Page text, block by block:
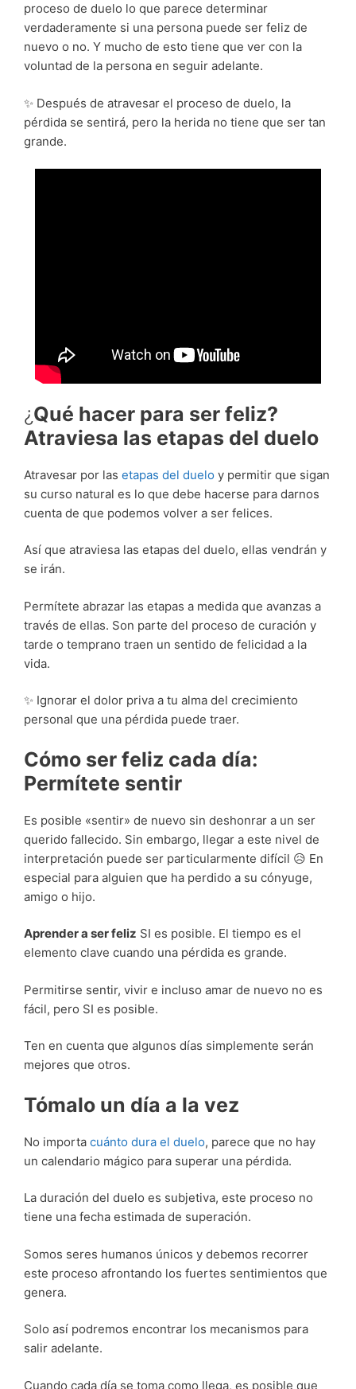
proceso de duelo lo que parece determinar
verdaderamente si una persona puede ser feliz de
nuevo o no. Y mucho de esto tiene que ver con la
voluntad de la persona en seguir adelante.
✨ Después de atravesar el proceso de duelo, la
pérdida se sentirá, pero la herida no tiene que ser tan
grande.
¿Qué hacer para ser feliz?
Atraviesa las etapas del duelo
Atravesar por las etapas del duelo y permitir que sigan
su curso natural es lo que debe hacerse para darnos
cuenta de que podemos volver a ser felices.
Así que atraviesa las etapas del duelo, ellas vendrán y
se irán.
Permítete abrazar las etapas a medida que avanzas a
través de ellas. Son parte del proceso de curación y
tarde o temprano traen un sentido de felicidad a la
vida.
✨ Ignorar el dolor priva a tu alma del crecimiento
personal que una pérdida puede traer.
Cómo ser feliz cada día:
Permítete sentir
Es posible «sentir» de nuevo sin deshonrar a un ser
querido fallecido. Sin embargo, llegar a este nivel de
interpretación puede ser particularmente difícil 😥 En
especial para alguien que ha perdido a su cónyuge,
amigo o hijo.
Aprender a ser feliz SI es posible. El tiempo es el
elemento clave cuando una pérdida es grande.
Permitirse sentir, vivir e incluso amar de nuevo no es
fácil, pero SI es posible.
Ten en cuenta que algunos días simplemente serán
mejores que otros.
Tómalo un día a la vez
No importa cuánto dura el duelo, parece que no hay
un calendario mágico para superar una pérdida.
La duración del duelo es subjetiva, este proceso no
tiene una fecha estimada de superación.
Somos seres humanos únicos y debemos recorrer
este proceso afrontando los fuertes sentimientos que
genera.
Solo así podremos encontrar los mecanismos para
salir adelante.
Cuando cada día se toma como llega, es posible que